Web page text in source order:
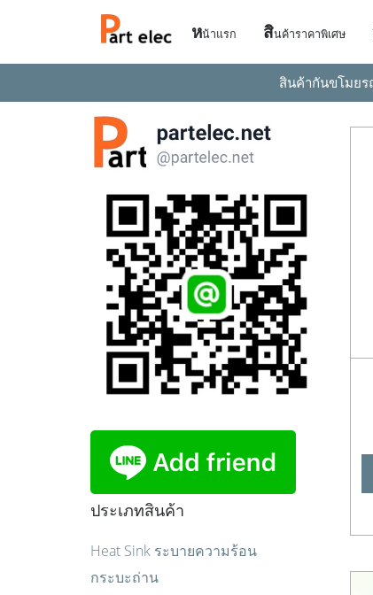
หน้าแรก สินค้าราคาพิเศษ
สินค้ากันขโมยร
ประเภทสินค้า
Heat Sink ระบายความร้อน
กระบะถ่าน